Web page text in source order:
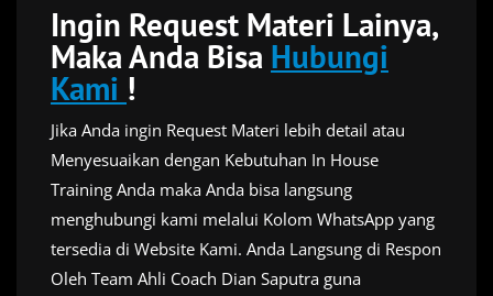
Ingin Request Materi Lainya,
Maka Anda Bisa Hubungi
Kami !
Jika Anda ingin Request Materi lebih detail atau
Menyesuaikan dengan Kebutuhan In House
Training Anda maka Anda bisa langsung
menghubungi kami melalui Kolom WhatsApp yang
tersedia di Website Kami. Anda Langsung di Respon
Oleh Team Ahli Coach Dian Saputra guna